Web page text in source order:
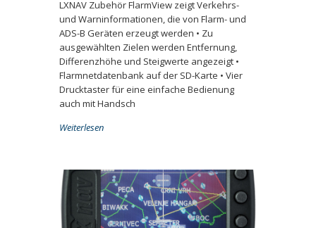
LXNAV Zubehör FlarmView zeigt Verkehrs-
und Warninformationen, die von Flarm- und
ADS-B Geräten erzeugt werden • Zu
ausgewählten Zielen werden Entfernung,
Differenzhöhe und Steigwerte angezeigt •
Flarmnetdatenbank auf der SD-Karte • Vier
Drucktaster für eine einfache Bedienung
auch mit Handsch
Weiterlesen